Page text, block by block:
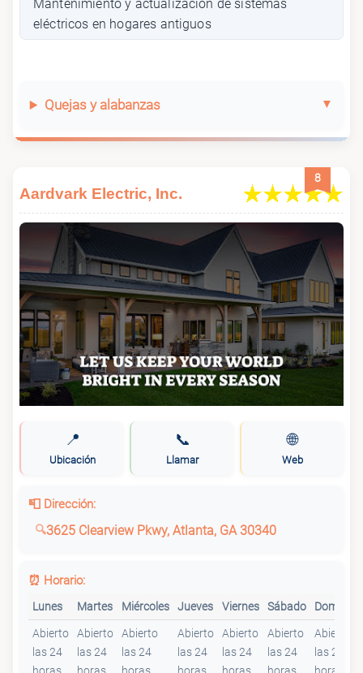
Mantenimiento y actualización de sistemas
eléctricos en hogares antiguos
Quejas y alabanzas
8
Aardvark Electric, Inc.
📍
Ubicación
📞
Llamar
🌐
Web
📮 Dirección:
3625 Clearview Pkwy, Atlanta, GA 30340
⏰ Horario:
Lunes Martes Miércoles Jueves Viernes Sábado Domingo
Abierto
las 24
Abierto
las 24
Abierto
las 24
Abierto
las 24
Abierto
las 24
Abierto
las 24
Abierto
las 24